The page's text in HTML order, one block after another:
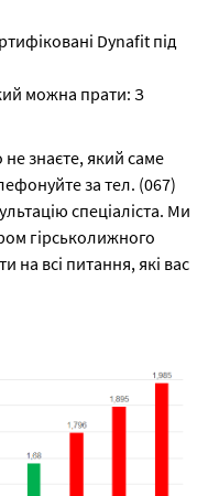
Dynafit під
можна прати: З
знаєте, який саме
за тел. (067)
спеціаліста. Ми
гірськолижного
на всі питання, які вас